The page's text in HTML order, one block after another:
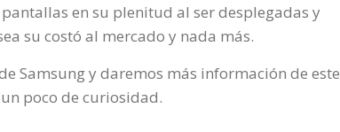
en su plenitud al ser desplegadas y
su costó al mercado y nada más.
Samsung y daremos más información de este
poco de curiosidad.